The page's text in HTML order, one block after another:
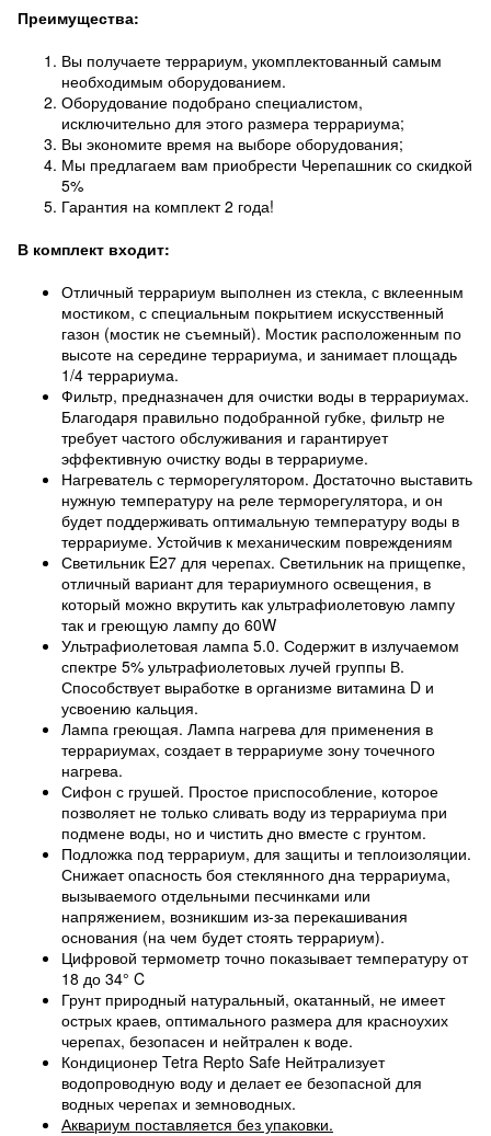
Преимущества:
Вы получаете террариум, укомплектованный самым
необходимым оборудованием.
Оборудование подобрано специалистом,
исключительно для этого размера террариума;
Вы экономите время на выборе оборудования;
Мы предлагаем вам приобрести Черепашник со скидкой
5%
Гарантия на комплект 2 года!
В комплект входит:
Отличный террариум выполнен из стекла, с вклеенным
мостиком, с специальным покрытием искусственный
газон (мостик не съемный). Мостик расположенным по
высоте на середине террариума, и занимает площадь
1/4 террариума.
Фильтр, предназначен для очистки воды в террариумах.
Благодаря правильно подобранной губке, фильтр не
требует частого обслуживания и гарантирует
эффективную очистку воды в террариуме.
Нагреватель с терморегулятором. Достаточно выставить
нужную температуру на реле терморегулятора, и он
будет поддерживать оптимальную температуру воды в
террариуме. Устойчив к механическим повреждениям
Светильник E27 для черепах. Светильник на прищепке,
отличный вариант для терариумного освещения, в
который можно вкрутить как ультрафиолетовую лампу
так и греющую лампу до 60W
Ультрафиолетовая лампа 5.0. Содержит в излучаемом
спектре 5% ультрафиолетовых лучей группы В.
Способствует выработке в организме витамина D и
усвоению кальция.
Лампа греющая. Лампа нагрева для применения в
террариумах, создает в террариуме зону точечного
нагрева.
Сифон с грушей. Простое приспособление, которое
позволяет не только сливать воду из террариума при
подмене воды, но и чистить дно вместе с грунтом.
Подложка под террариум, для защиты и теплоизоляции.
Снижает опасность боя стеклянного дна террариума,
вызываемого отдельными песчинками или
напряжением, возникшим из-за перекашивания
основания (на чем будет стоять террариум).
Цифровой термометр точно показывает температуру от
18 до 34° C
Грунт природный натуральный, окатанный, не имеет
острых краев, оптимального размера для красноухих
черепах, безопасен и нейтрален к воде.
Кондиционер Tetra Repto Safe Нейтрализует
водопроводную воду и делает ее безопасной для
водных черепах и земноводных.
Аквариум поставляется без упаковки.